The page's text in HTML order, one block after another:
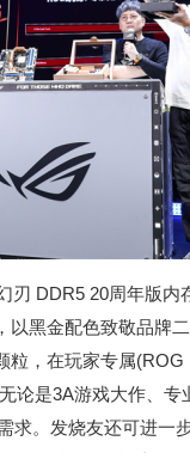
刃 DDR5 20周年版
以黑金配色致敬品牌
，在玩家专属
论是3A游戏大作、
求。发烧友还可进一